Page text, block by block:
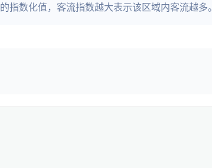
指数化值，客流指数越大表示该区域内客流越多。